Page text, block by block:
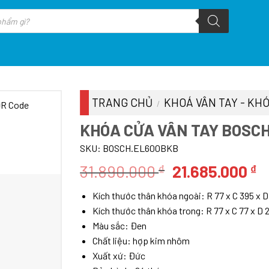
TRANG CHỦ / KHOÁ VÂN TAY -
KHÓA CỬA VÂN TAY
SKU: BOSCH.EL600BKB
31.890.000₫ Giá
là:
31.890.000 ₫.
21.685.000 ₫Giá
Kích thước thân khóa ngoài: R 77 x C 395 x
Kích thước thân khóa trong: R 77 x C 77 x D
Màu sắc: Đen
Chất liệu: hợp kim nhôm
Xuất xứ: Đức